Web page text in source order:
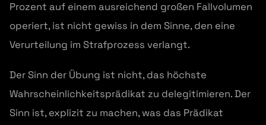
Prozent auf einem ausreichend großen Fallvolumen
operiert, ist nicht gewiss in dem Sinne, den eine
Verurteilung im Strafprozess verlangt.
Der Sinn der Übung ist nicht, das höchste
Wahrscheinlichkeitsprädikat zu delegitimieren. Der
Sinn ist, explizit zu machen, was das Prädikat